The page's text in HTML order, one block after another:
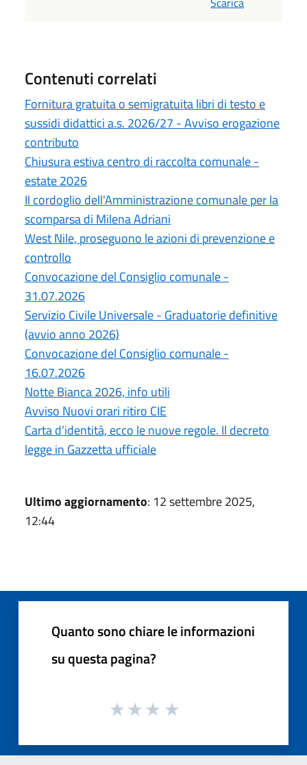
Contenuti correlati
Fornitura gratuita o semigratuita libri di testo e
sussidi didattici a.s. 2026/27 - Avviso erogazione
contributo
Chiusura estiva centro di raccolta comunale -
estate 2026
Il cordoglio dell'Amministrazione comunale per la
scomparsa di Milena Adriani
West Nile, proseguono le azioni di prevenzione e
controllo
Convocazione del Consiglio comunale -
31.07.2026
Servizio Civile Universale - Graduatorie definitive
(avvio anno 2026)
Convocazione del Consiglio comunale -
16.07.2026
Notte Bianca 2026, info utili
Avviso Nuovi orari ritiro CIE
Carta d’identità, ecco le nuove regole. Il decreto
legge in Gazzetta ufficiale
Ultimo aggiornamento: 12 settembre 2025,
12:44
Quanto sono chiare le informazioni
su questa pagina?